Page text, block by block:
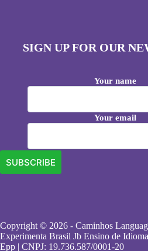
SIGN UP FOR OUR
Your name
Your email
Copyright © 2026 - Caminhos
Experimenta Brasil Jb Ensino de
Epp | CNPJ: 19.736.587/0001-20